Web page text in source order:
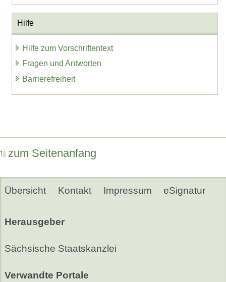
Hilfe
Hilfe zum Vorschriftentext
Fragen und Antworten
Barrierefreiheit
zum Seitenanfang
Übersicht Kontakt Impressum eSignatur
Herausgeber
Sächsische Staatskanzlei
Verwandte Portale